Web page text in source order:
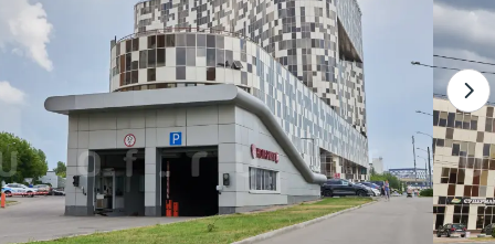
Столовая
В столовой
представлен
широкий
выбор горячих
блюд, салатов,
закусок и